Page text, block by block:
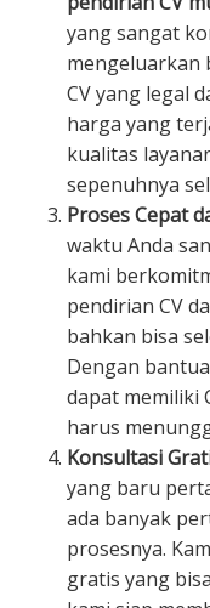
yang sangat
mengeluarkan
CV yang legal
harga yang
kualitas
sepenuhnya
Proses Cepat
waktu Anda
kami
pendirian CV
bahkan bisa
Dengan
dapat memiliki
harus
Konsultasi
yang baru
ada banyak
prosesnya.
gratis yang